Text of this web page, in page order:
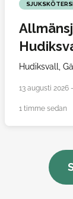
Hudiksvall,
13 augusti 2026
1 timme sedan